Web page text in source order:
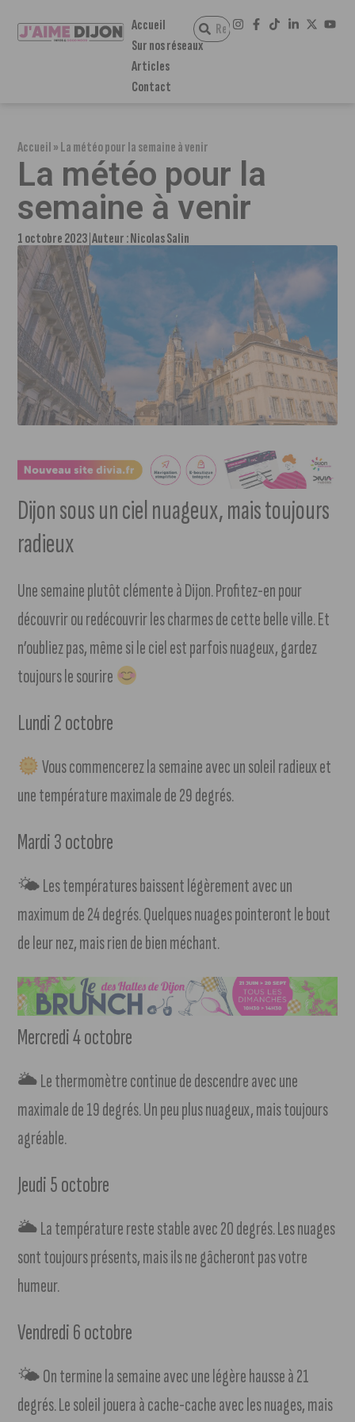
Accueil
Sur nos réseaux
Articles
Contact
Accueil»La météo pour la semaine à venir
La météo pour la
semaine à venir
1 octobre 2023 Auteur :Nicolas Salin
Dijon sous un ciel nuageux, mais toujours
radieux
Une semaine plutôt clémente à Dijon. Profitez-en pour
découvrir ou redécouvrir les charmes de cette belle ville. Et
n’oubliez pas, même si le ciel est parfois nuageux, gardez
toujours le sourire
Lundi 2 octobre
Vous commencerez la semaine avec un soleil radieux et
une température maximale de 29 degrés.
Mardi 3 octobre
🌤 Les températures baissent légèrement avec un
maximum de 24 degrés. Quelques nuages pointeront le bout
de leur nez, mais rien de bien méchant.
Mercredi 4 octobre
🌥 Le thermomètre continue de descendre avec une
maximale de 19 degrés. Un peu plus nuageux, mais toujours
agréable.
Jeudi 5 octobre
🌥 La température reste stable avec 20 degrés. Les nuages
sont toujours présents, mais ils ne gâcheront pas votre
humeur.
Vendredi 6 octobre
🌤 On termine la semaine avec une légère hausse à 21
degrés. Le soleil jouera à cache-cache avec les nuages, mais